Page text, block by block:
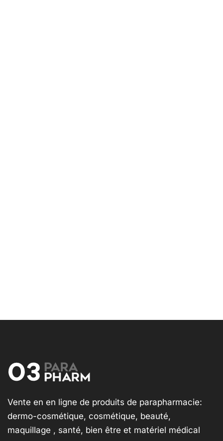
Vente en en ligne de produits de parapharmacie:
dermo-cosmétique, cosmétique, beauté,
maquillage , santé, bien être et matériel médical